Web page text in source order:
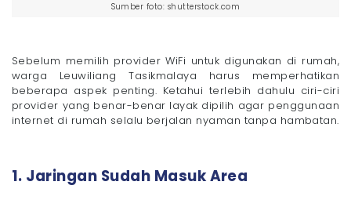
Sumber foto: shutterstock.com
Sebelum memilih provider WiFi untuk digunakan di rumah,
warga Leuwiliang Tasikmalaya harus memperhatikan
beberapa aspek penting. Ketahui terlebih dahulu ciri-ciri
provider yang benar-benar layak dipilih agar penggunaan
internet di rumah selalu berjalan nyaman tanpa hambatan.
1. Jaringan Sudah Masuk Area